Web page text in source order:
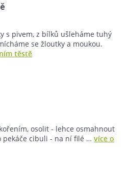
s pivem, z bílků ušleháme tuhý
se žloutky a moukou.
těstě
osolit - lehce osmahnout
pekáče cibuli - na ní filé … více o